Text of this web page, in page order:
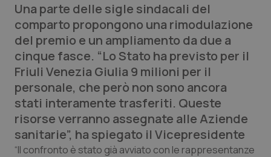
Lettere al direttore
Edizioni Regionali
QS Pro
Professionisti Sanitari.AI
Abruzzo
QS Pro Gold
Una parte delle sigle sindacali del
comparto propongono una rimodulazione
del premio e un ampliamento da due a
cinque fasce. “Lo Stato ha previsto per il
Friuli Venezia Giulia 9 milioni per il
personale, che però non sono ancora
stati interamente trasferiti. Queste
risorse verranno assegnate alle Aziende
sanitarie”, ha spiegato il Vicepresidente
“Il confronto è stato già avviato con le rappresentanze